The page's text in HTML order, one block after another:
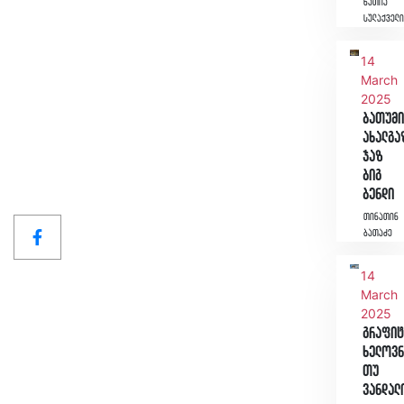
ნათია
14
March
2025
ჯაზ
ბიგ
ბენდი
თინათინ
ბათაძე
14
March
2025
თუ